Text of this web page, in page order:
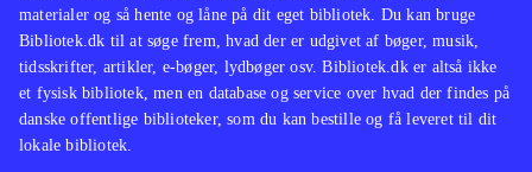
materialer og så hente og låne på dit eget bibliotek. Du kan bruge
Bibliotek.dk til at søge frem, hvad der er udgivet af bøger, musik,
tidsskrifter, artikler, e-bøger, lydbøger osv. Bibliotek.dk er altså ikke
et fysisk bibliotek, men en database og service over hvad der findes på
danske offentlige biblioteker, som du kan bestille og få leveret til dit
lokale bibliotek.